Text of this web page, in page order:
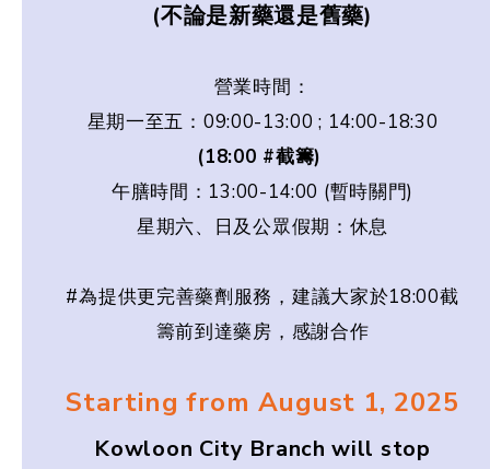
(不論是新藥還是舊藥)
營業時間：
星期一至五：09:00-13:00 ; 14:00-18:30
(18:00 #截籌)
午膳時間：13:00-14:00 (暫時關門)
星期六、日及公眾假期：休息
#為提供更完善藥劑服務，建議大家於18:00截
籌前到達藥房，感謝合作
Starting from August 1, 2025
Kowloon City Branch will stop